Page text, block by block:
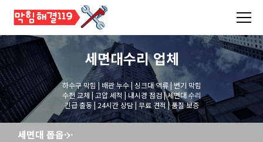
세면대수리업체
하수구 막힘 | 배관 누수 | 싱크대 역류 | 변기 막힘
수전 교체 | 고압 세척 | 내시경 점검 | 세면대 수리
긴급 출동 | 24시간 상담 | 무료 견적 | 품질 보증
세면대 폽옵교체